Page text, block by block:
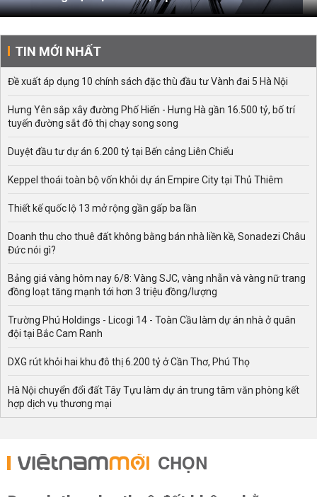
TIN MỚI NHẤT
Đề xuất áp dụng 10 chính sách đặc thù đầu tư Vành đai 5 Hà Nội
Hưng Yên sắp xây đường Phố Hiến - Hưng Hà gần 16.500 tỷ, bố trí
tuyến đường sắt đô thị chạy song song
Duyệt đầu tư dự án 6.200 tỷ tại Bến cảng Liên Chiểu
Keppel thoái toàn bộ vốn khỏi dự án Empire City tại Thủ Thiêm
Thiết kế quốc lộ 13 mở rộng gần gấp ba lần
Doanh thu cho thuê đất không bằng bán nhà liền kề, Sonadezi Châu
Đức nói gì?
Bảng giá vàng hôm nay 6/8: Vàng SJC, vàng nhẫn và vàng nữ trang
đồng loạt tăng mạnh tới hơn 3 triệu đồng/lượng
Trường Phú Holdings - Licogi 14 - Toàn Cầu làm dự án nhà ở quân
đội tại Bắc Cam Ranh
DXG rút khỏi hai khu đô thị 6.200 tỷ ở Cần Thơ, Phú Thọ
Hà Nội chuyển đổi đất Tây Tựu làm dự án trung tâm văn phòng kết
hợp dịch vụ thương mại
CHỌN